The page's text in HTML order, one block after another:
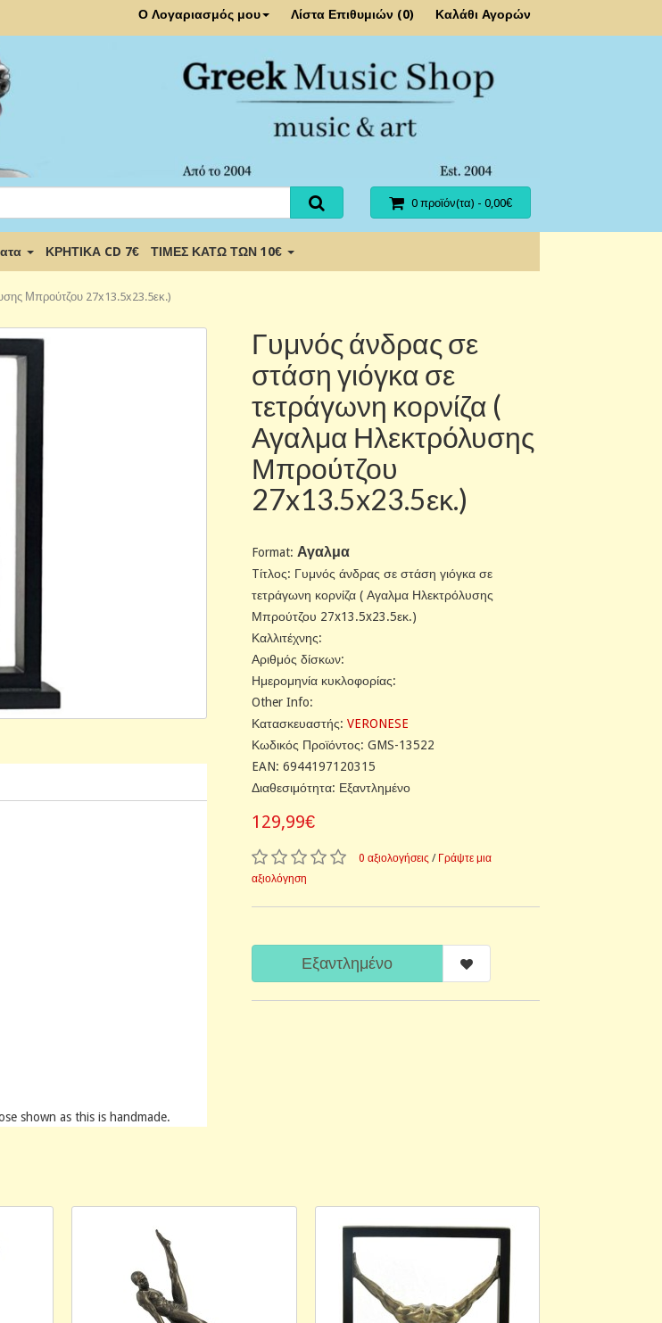
Ο Λογαριασμός μου Λίστα Επιθυμιών (0) Καλάθι Αγορών
0 προϊόν(τα) - 0,00€
ΚΡΗΤΙΚΑ CD 7€ ΤΙΜΕΣ ΚΑΤΩ ΤΩΝ 10€
Μπρούτζου 27x13.5x23.5εκ.)
shown as this is handmade.
Γυμνός άνδρας σε
στάση γιόγκα σε
τετράγωνη κορνίζα (
Αγαλμα Ηλεκτρόλυσης
Μπρούτζου
27x13.5x23.5εκ.)
Format: Αγαλμα
Tίτλος: Γυμνός άνδρας σε στάση γιόγκα σε
τετράγωνη κορνίζα ( Αγαλμα Ηλεκτρόλυσης
Μπρούτζου 27x13.5x23.5εκ.)
Καλλιτέχνης:
Αριθμός δίσκων:
Ημερομηνία κυκλοφορίας:
Other Info:
Κατασκευαστής: VERONESE
Κωδικός Προϊόντος: GMS-13522
EAN: 6944197120315
Διαθεσιμότητα: Εξαντλημένο
129,99€
0 αξιολογήσεις / Γράψτε μια
αξιολόγηση
Εξαντλημένο